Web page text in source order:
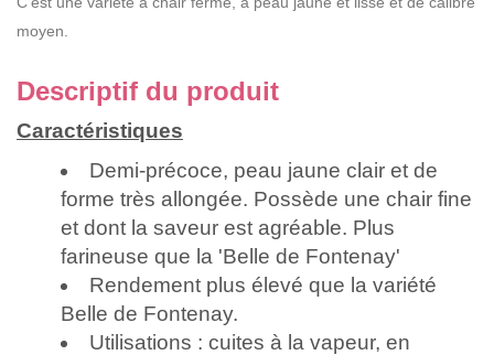
moyen.
Descriptif du produit
Caractéristiques
Demi-précoce, peau jaune clair et de
forme très allongée. Possède une chair fine
et dont la saveur est agréable. Plus
farineuse que la 'Belle de Fontenay'
Rendement plus élevé que la variété
Belle de Fontenay.
Utilisations : cuites à la vapeur, en